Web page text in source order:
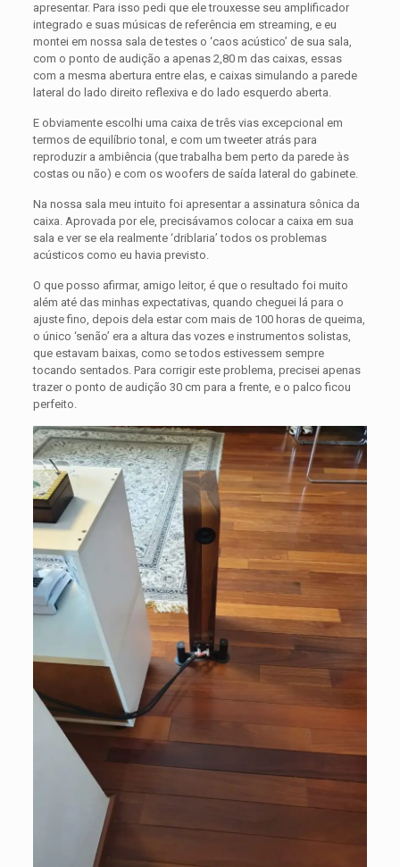
apresentar. Para isso pedi que ele trouxesse seu amplificador
integrado e suas músicas de referência em streaming, e eu
montei em nossa sala de testes o ‘caos acústico’ de sua sala,
com o ponto de audição a apenas 2,80 m das caixas, essas
com a mesma abertura entre elas, e caixas simulando a parede
lateral do lado direito reflexiva e do lado esquerdo aberta.
E obviamente escolhi uma caixa de três vias excepcional em
termos de equilíbrio tonal, e com um tweeter atrás para
reproduzir a ambiência (que trabalha bem perto da parede às
costas ou não) e com os woofers de saída lateral do gabinete.
Na nossa sala meu intuito foi apresentar a assinatura sônica da
caixa. Aprovada por ele, precisávamos colocar a caixa em sua
sala e ver se ela realmente ‘driblaria’ todos os problemas
acústicos como eu havia previsto.
O que posso afirmar, amigo leitor, é que o resultado foi muito
além até das minhas expectativas, quando cheguei lá para o
ajuste fino, depois dela estar com mais de 100 horas de queima,
o único ‘senão’ era a altura das vozes e instrumentos solistas,
que estavam baixas, como se todos estivessem sempre
tocando sentados. Para corrigir este problema, precisei apenas
trazer o ponto de audição 30 cm para a frente, e o palco ficou
perfeito.